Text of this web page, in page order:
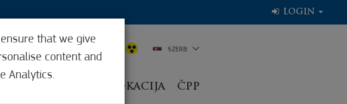
LOGIN
PRIHVATANJE LOKACIJA ČPP
SZERB
that we give
content and
Analytics.